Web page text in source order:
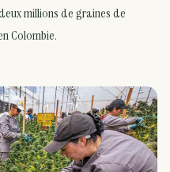
millions de graines de
Colombie.